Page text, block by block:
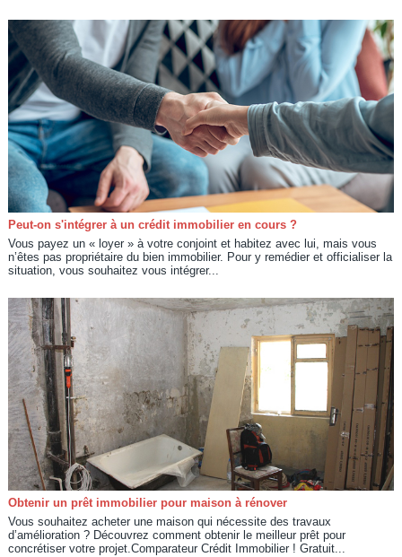
Peut-on s'intégrer à un crédit immobilier en cours ?
Vous payez un « loyer » à votre conjoint et habitez avec lui, mais vous
n’êtes pas propriétaire du bien immobilier. Pour y remédier et officialiser la
situation, vous souhaitez vous intégrer...
Obtenir un prêt immobilier pour maison à rénover
Vous souhaitez acheter une maison qui nécessite des travaux
d’amélioration ? Découvrez comment obtenir le meilleur prêt pour
concrétiser votre projet.Comparateur Crédit Immobilier ! Gratuit...